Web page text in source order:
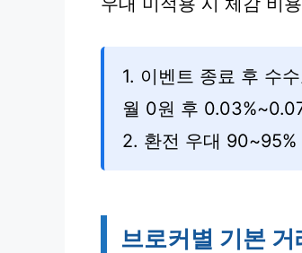
1. 이벤트 종료 후 수
월 0원 후
2. 환전 우대 90~95%
브로커별 기본